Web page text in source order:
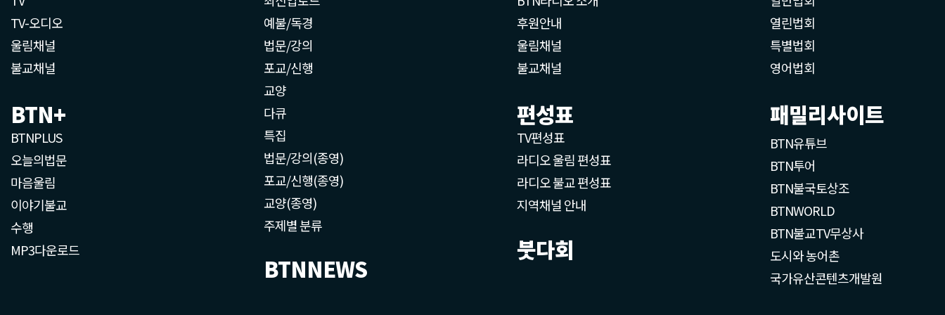
TV-오디오
울림채널
불교채널
BTN+
BTNPLUS
오늘의법문
마음울림
이야기불교
수행
MP3다운로드
예불/독경
법문/강의
포교/신행
교양
다큐
특집
법문/강의(종영)
포교/신행(종영)
교양(종영)
주제별 분류
BTNNEWS
후원안내
울림채널
불교채널
편성표
TV편성표
라디오 울림 편성표
라디오 불교 편성표
지역채널 안내
붓다회
열린법회
특별법회
영어법회
패밀리사이트
BTN유튜브
BTN투어
BTN불국토상조
BTNWORLD
BTN불교TV무상사
도시와 농어촌
국가유산콘텐츠개발원